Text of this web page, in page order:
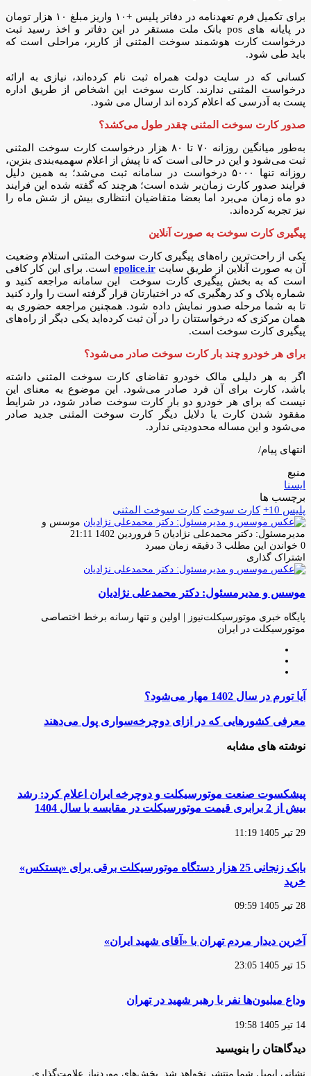
برای تکمیل فرم تعهدنامه در دفاتر پلیس +۱۰ واریز مبلغ ۱۰ هزار تومان
در پایانه­ های pos بانک ملت مستقر در این دفاتر و اخذ رسید ثبت
درخواست کارت هوشمند سوخت المثنی از کاربر، مراحلی است که
باید طی شود.
کسانی که در سایت دولت همراه ثبت نام کرده‌اند، نیازی به ارائه
درخواست المثنی ندارند. کارت سوخت این اشخاص از طریق اداره
پست به آدرسی که اعلام کرده اند ارسال می شود.
صدور کارت سوخت المثنی چقدر طول می‌کشد؟
به‌طور میانگین روزانه ۷۰ تا ۸۰ هزار درخواست کارت سوخت المثنی
ثبت می‌شود و این در حالی است که تا پیش از اعلام سهمیه‌بندی بنزین،
روزانه تنها ۵۰۰۰ درخواست در سامانه ثبت می‌شد؛ به همین دلیل
فرایند صدور کارت زمان‌بر شده است؛ هرچند که گفته شده این فرایند
دو ماه زمان می‌برد اما بعضا متقاضیان انتظاری بیش از شش ماه را
نیز تجربه کرده‌اند.
پیگیری کارت سوخت به صورت آنلاین
یکی از راحت‌ترین راه‌های پیگیری کارت سوخت المثتی استلام وضعیت
آن به صورت آنلاین از طریق سایتepolice.ir است. برای این کار کافی
است که به بخش پیگیری کارت سوخت این سامانه مراجعه کنید و
شماره پلاک و کد رهگیری که در اختیارتان قرار گرفته است را وارد کنید
تا به شما مرحله صدور نمایش داده شود. همچنین مراجعه حضوری به
همان مرکزی که درخواستتان را در آن ثبت کرده‌اید یکی دیگر از راه‌های
پیگیری کارت سوخت است.
برای هر خودرو چند بار کارت سوخت صادر می‌شود؟
اگر به هر دلیلی مالک خودرو تقاضای کارت سوخت المثنی داشته
باشد، کارت برای آن فرد صادر می‌شود. این موضوع به معنای این
نیست که برای هر خودرو دو بار کارت سوخت صادر شود، در شرایط
مفقود شدن کارت یا دلایل دیگر کارت سوخت المثنی جدید صادر
می‌شود و این مساله محدودیتی ندارد.
انتهای پیام/
منبع
ایسنا
برچسب ها
پلیس 10+
کارت سوخت کارت سوخت المثنی
موسس و
مدیرمسئول: دکتر محمدعلی نژادیان ارسال
ایمیل
5 فروردین 1402 21:11
0 خواندن این مطلب 3 دقیقه زمان میبرد
اشتراک گذاری
فیس
توئیتر
لینکدین
واتس
تلگرام
اشتراک
از
ایمیل
چاپ
موسس و مدیرمسئول: دکتر محمدعلی نژادیان
پایگاه خبری موتورسیکلت‌نیوز | اولین و تنها رسانه برخط اختصاصی
موتورسیکلت در ایران
آیا
تورم
در
سال
1402
مهار
آیا تورم در سال 1402 مهار می‌شود؟
معرفی
که
در
پول
می‌دهند
معرفی کشورهایی که در ازای دوچرخه‌سواری پول می‌دهند
نوشته های مشابه
پیشکسوت صنعت موتورسیکلت و دوچرخه ایران اعلام کرد: رشد
بیش از 2 برابری قیمت موتورسیکلت در مقایسه با سال 1404
29 تیر 1405 11:19
بابک زنجانی 25 هزار دستگاه موتورسیکلت برقی برای «پستکس»
خرید
28 تیر 1405 09:59
آخرین دیدار مردم تهران با «آقای شهید ایران»
15 تیر 1405 23:05
وداع میلیون‌ها نفر با رهبر شهید در تهران
14 تیر 1405 19:58
دیدگاهتان را بنویسید
نشانی ایمیل شما منتشر نخواهد شد. بخش‌های موردنیاز علامت‌گذاری